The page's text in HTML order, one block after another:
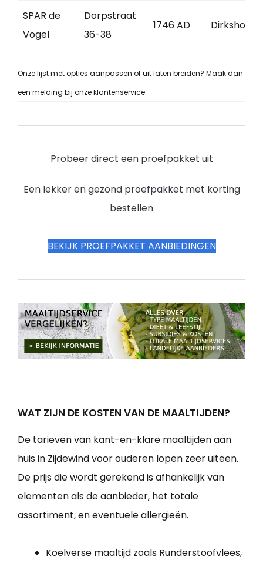
SPAR de
Vogel
Dorpstraat
36-38
1746 AD Dirkshorn
Onze lijst met opties aanpassen of uit laten breiden? Maak dan
een melding bij onze klantenservice.
Probeer direct een proefpakket uit
Een lekker en gezond proefpakket met korting
bestellen
BEKIJK PROEFPAKKET AANBIEDINGEN
WAT ZIJN DE KOSTEN VAN DE MAALTIJDEN?
De tarieven van kant-en-klare maaltijden aan
huis in Zijdewind voor ouderen lopen zeer uiteen.
De prijs die wordt gerekend is afhankelijk van
elementen als de aanbieder, het totale
assortiment, en eventuele allergieën.
Koelverse maaltijd zoals Runderstoofvlees,